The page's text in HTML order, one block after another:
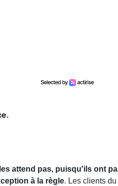
attend pas, puisqu'ils ont
à la règle. Les clients